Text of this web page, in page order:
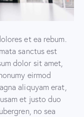
et ea rebum.
sanctus est
dolor sit amet,
eirmod
aliquyam erat,
et justo duo
no sea